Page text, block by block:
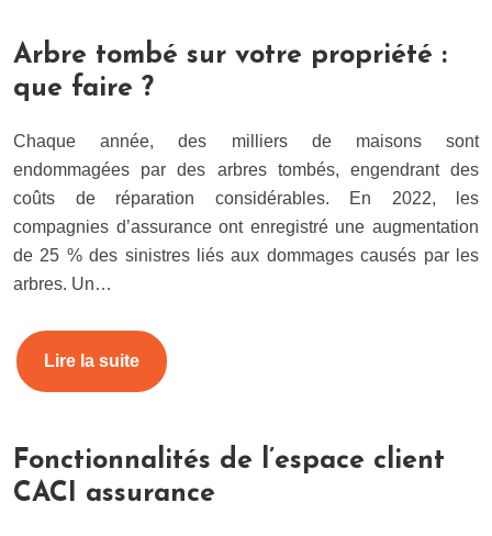
Arbre tombé sur votre propriété :
que faire ?
Chaque année, des milliers de maisons sont
endommagées par des arbres tombés, engendrant des
coûts de réparation considérables. En 2022, les
compagnies d’assurance ont enregistré une augmentation
de 25 % des sinistres liés aux dommages causés par les
arbres. Un…
Lire la suite
Fonctionnalités de l’espace client
CACI assurance